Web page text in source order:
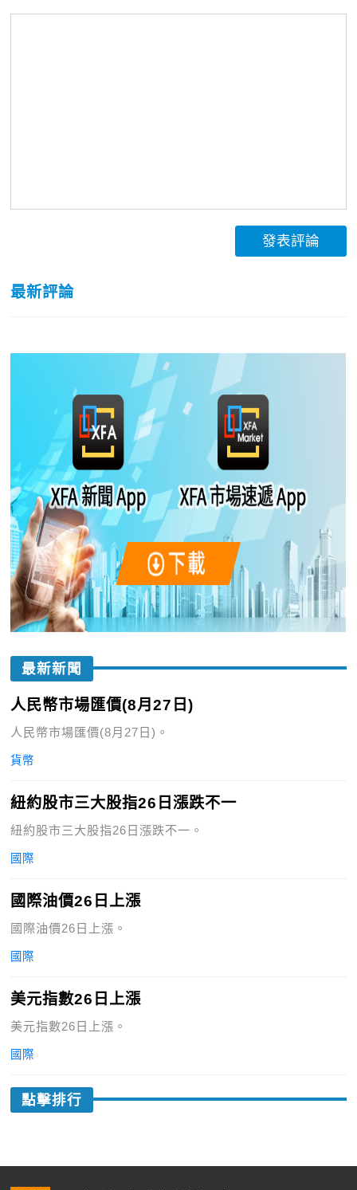
發表評論
最新評論
最新新聞
人民幣市場匯價(8月27日)
人民幣市場匯價(8月27日)。
貨幣
紐約股市三大股指26日漲跌不一
紐約股市三大股指26日漲跌不一。
國際
國際油價26日上漲
國際油價26日上漲。
國際
美元指數26日上漲
美元指數26日上漲。
國際
點擊排行